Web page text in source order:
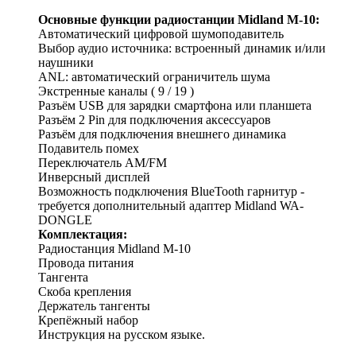
Основные функции радиостанции Midland M-10:
Автоматический цифровой шумоподавитель
Выбор аудио источника: встроенный динамик и/или
наушники
ANL: автоматический ограничитель шума
Экстренные каналы ( 9 / 19 )
Разъём USB для зарядки смартфона или планшета
Разъём 2 Pin для подключения аксессуаров
Разъём для подключения внешнего динамика
Подавитель помех
Переключатель AM/FM
Инверсный дисплей
Возможность подключения BlueTooth гарнитур -
требуется дополнительный адаптер Midland WA-
DONGLE
Комплектация:
Радиостанция Midland M-10
Провода питания
Тангента
Скоба крепления
Держатель тангенты
Крепёжный набор
Инструкция на русском языке.